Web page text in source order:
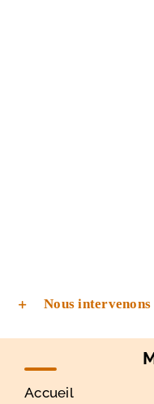
Nous intervenons
Accueil